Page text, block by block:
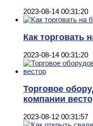
2023-08-14 00:31:20
Как торговать
2023-08-14 00:31:20
Торговое
компании
2023-08-12 00:31:57